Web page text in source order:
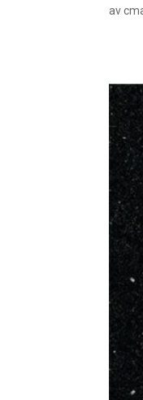
av